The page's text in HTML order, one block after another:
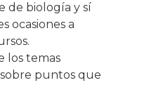
de biología y sí
ocasiones a
los temas
puntos que